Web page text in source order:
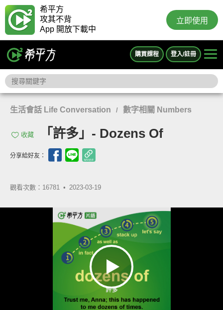
希平方
攻其不背
App 開放下載中
立即使用
購買課程 登入/註冊
生活會話 Life Conversation / 數字相關 Numbers
收藏 「許多」- Dozens Of
分享給好友：
觀看次數：16781 • 2023-03-19